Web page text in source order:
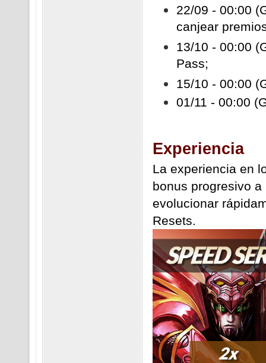
22/09 - 00:00
canjear
13/10 - 00:00
Pass;
15/10 - 00:00
01/11 - 00:00
Experiencia
La experiencia en
bonus progresivo
evolucionar
Resets.